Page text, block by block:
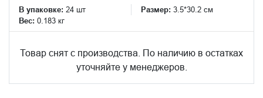
В упаковке: 24 шт Размер: 3.5*30.2 см
Вес: 0.183 кг
Товар снят с производства. По наличию в остатках
уточняйте у менеджеров.